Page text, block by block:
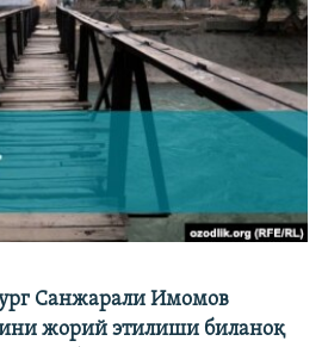
Санжарали Имомов
жорий этилиши биланоқ